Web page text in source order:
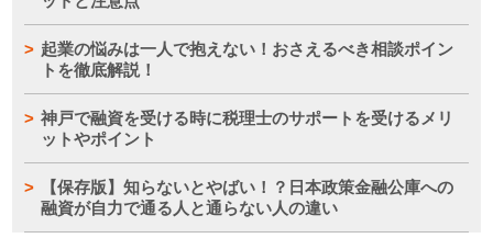
起業の悩みは一人で抱えない！おさえるべき相談ポイン
トを徹底解説！
神戸で融資を受ける時に税理士のサポートを受けるメリ
ットやポイント
【保存版】知らないとやばい！？日本政策金融公庫への
融資が自力で通る人と通らない人の違い